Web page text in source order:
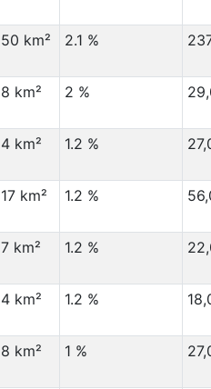
50 km² 2.1 %
8 km² 2 %
4 km² 1.2 %
17 km² 1.2 %
7 km² 1.2 %
4 km² 1.2 %
8 km² 1 %